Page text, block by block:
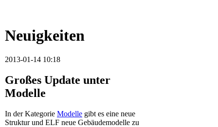
Neuigkeiten
2013-01-14 10:18
Großes Update unter
Modelle
In der Kategorie Modelle gibt es eine neue
Struktur und ELF neue Gebäudemodelle zu